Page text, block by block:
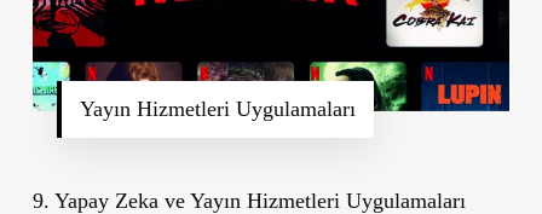
Yayın Hizmetleri Uygulamaları
9. Yapay Zeka ve Yayın Hizmetleri Uygulamaları